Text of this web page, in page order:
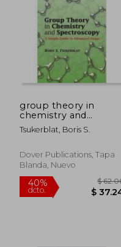
45%
dcto. $
group theory in
chemistry and
spectroscopy,a
simple guide to
Inglés)
Tsukerblat, Boris S.
Dover Publications, Tapa
Blanda, Nuevo